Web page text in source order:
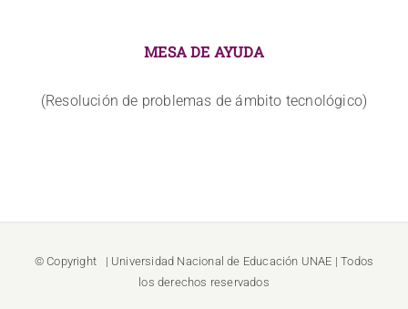
MESA DE AYUDA
(Resolución de problemas de ámbito tecnológico)
© Copyright | Universidad Nacional de Educación UNAE | Todos
los derechos reservados